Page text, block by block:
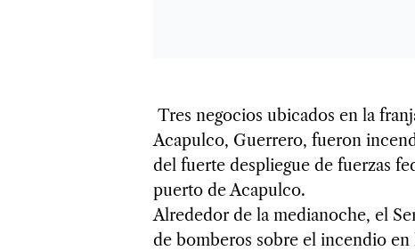
Tres negocios ubicados en la
Acapulco, Guerrero, fueron
del fuerte despliegue de fuerzas
puerto de Acapulco.
Alrededor de la medianoche, el
de bomberos sobre el incendio en